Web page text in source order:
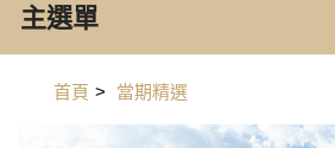
主選單
首頁 > 當期精選